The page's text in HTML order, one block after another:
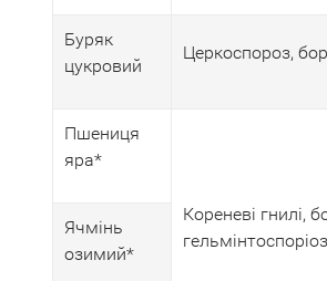
Буряк
цукровий
Церкоспороз,
Пшениця
яра*
Кореневі гнилі,
гельмінтоспоріоз
Ячмінь
озимий*